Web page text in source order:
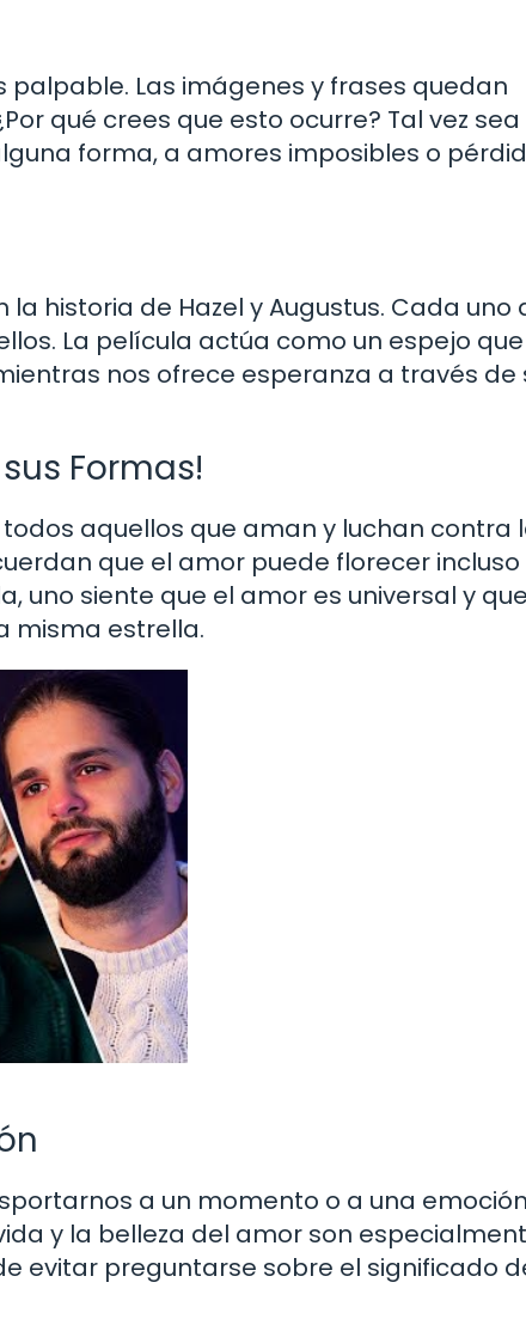
palpable. Las imágenes y frases quedan
qué crees que esto ocurre? Tal vez sea
forma, a amores imposibles o
historia de Hazel y Augustus. Cada uno
La película actúa como un espejo
nos ofrece esperanza a través de
Formas!
aquellos que aman y luchan contra
que el amor puede florecer incluso
uno siente que el amor es universal y que
misma estrella.
a un momento o a una
y la belleza del amor son
evitar preguntarse sobre el significado